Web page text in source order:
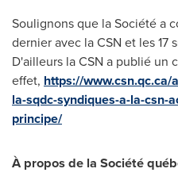
Soulignons que la Société a
dernier avec la CSN et les 17
D'ailleurs la CSN a publié un
effet, https://
la-sqdc-syndiques-a-la-csn-
principe/
À propos de la Société